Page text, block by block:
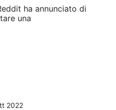
ha annunciato di
una
2022